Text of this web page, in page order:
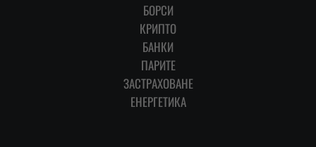
БОРСИ
КРИПТО
БАНКИ
ПАРИТЕ
ЗАСТРАХОВАНЕ
ЕНЕРГЕТИКА